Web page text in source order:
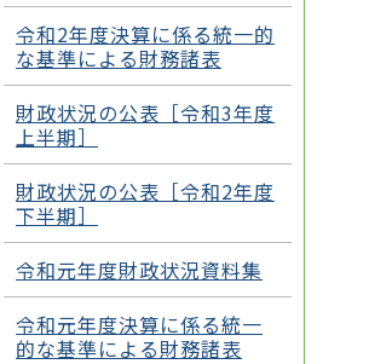
令和2年度決算に係る統一的
な基準による財務諸表
財政状況の公表［令和3年度
上半期］
財政状況の公表［令和2年度
下半期］
令和元年度財政状況資料集
令和元年度決算に係る統一
的な基準による財務諸表